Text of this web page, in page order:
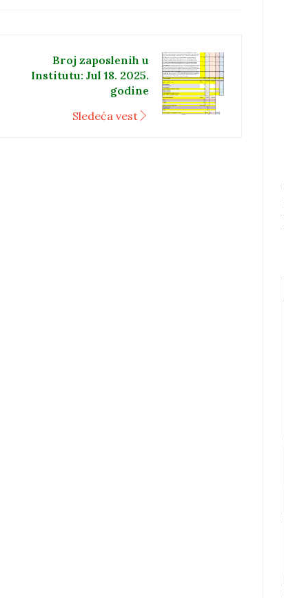
Broj zaposlenih u
Institutu: Jul 18. 2025.
godine
Sledeća vest